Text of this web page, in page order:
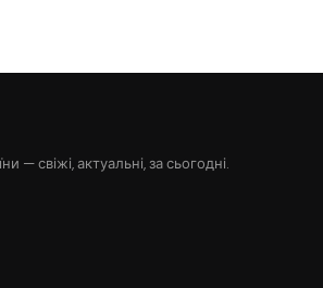
— свіжі, актуальні, за сьогодні.